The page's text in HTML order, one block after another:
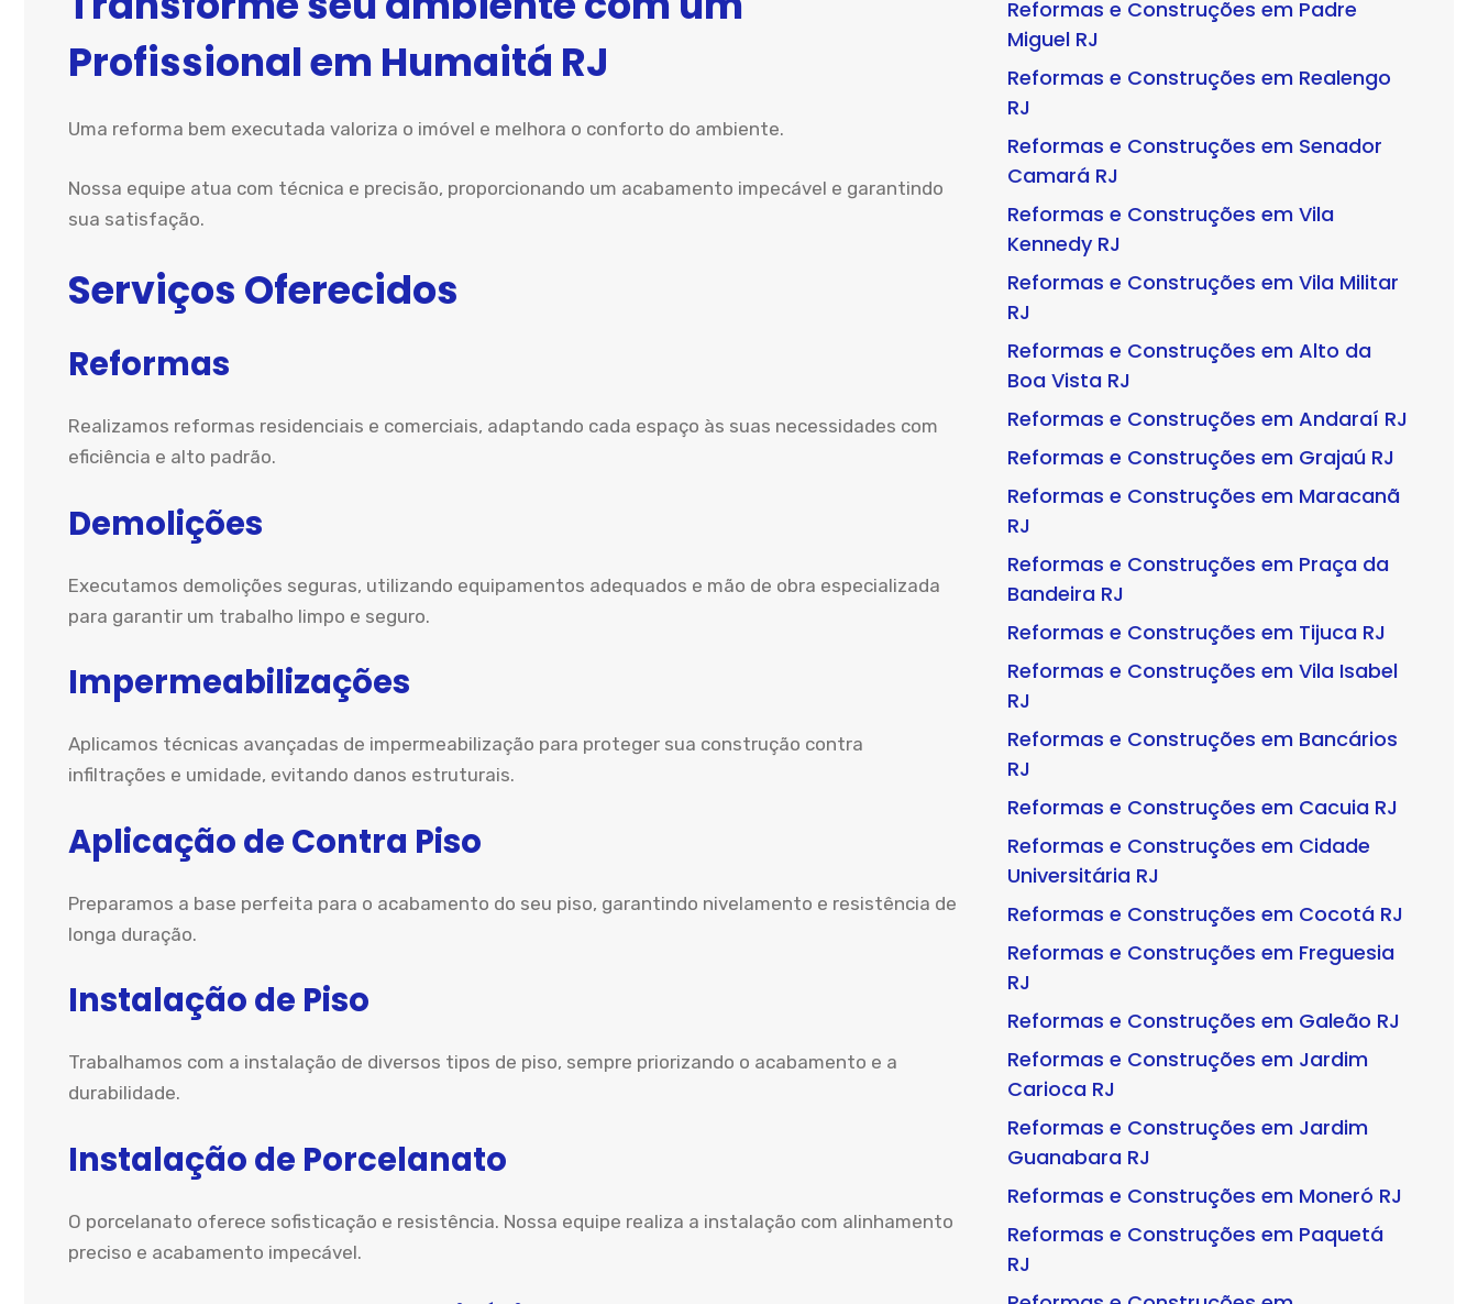
Profissional em Humaitá RJ
Uma reforma bem executada valoriza o imóvel e melhora o conforto do ambiente.
Nossa equipe atua com técnica e precisão, proporcionando um acabamento impecável e garantindo
sua satisfação.
Serviços Oferecidos
Reformas
Realizamos reformas residenciais e comerciais, adaptando cada espaço às suas necessidades com
eficiência e alto padrão.
Demolições
Executamos demolições seguras, utilizando equipamentos adequados e mão de obra especializada
para garantir um trabalho limpo e seguro.
Impermeabilizações
Aplicamos técnicas avançadas de impermeabilização para proteger sua construção contra
infiltrações e umidade, evitando danos estruturais.
Aplicação de Contra Piso
Preparamos a base perfeita para o acabamento do seu piso, garantindo nivelamento e resistência de
longa duração.
Instalação de Piso
Trabalhamos com a instalação de diversos tipos de piso, sempre priorizando o acabamento e a
durabilidade.
Instalação de Porcelanato
O porcelanato oferece sofisticação e resistência. Nossa equipe realiza a instalação com alinhamento
preciso e acabamento impecável.
Reformas e Construções em Padre
Miguel RJ
Reformas e Construções em Realengo
RJ
Reformas e Construções em Senador
Camará RJ
Reformas e Construções em Vila
Kennedy RJ
Reformas e Construções em Vila Militar
RJ
Reformas e Construções em Alto da
Boa Vista RJ
Reformas e Construções em Andaraí RJ
Reformas e Construções em Grajaú RJ
Reformas e Construções em Maracanã
RJ
Reformas e Construções em Praça da
Bandeira RJ
Reformas e Construções em Tijuca RJ
Reformas e Construções em Vila Isabel
RJ
Reformas e Construções em Bancários
RJ
Reformas e Construções em Cacuia RJ
Reformas e Construções em Cidade
Universitária RJ
Reformas e Construções em Cocotá RJ
Reformas e Construções em Freguesia
RJ
Reformas e Construções em Galeão RJ
Reformas e Construções em Jardim
Carioca RJ
Reformas e Construções em Jardim
Guanabara RJ
Reformas e Construções em Moneró RJ
Reformas e Construções em Paquetá
RJ